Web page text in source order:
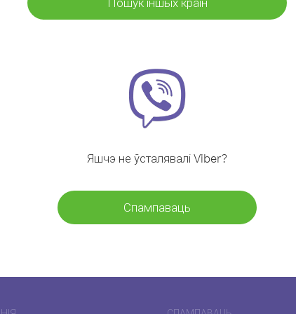
Яшчэ не ўсталявалі Viber?
Спампаваць